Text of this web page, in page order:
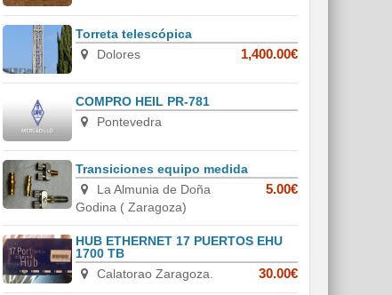
Torreta telescópica
Dolores
1,400.00€
COMPRO HEIL PR-781
Pontevedra
Transiciones equipo medida
La Almunia de Doña
Godina ( Zaragoza)
5.00€
HUB ETHERNET 17 PUERTOS EHU
1700 TB
Calatorao Zaragoza.
30.00€